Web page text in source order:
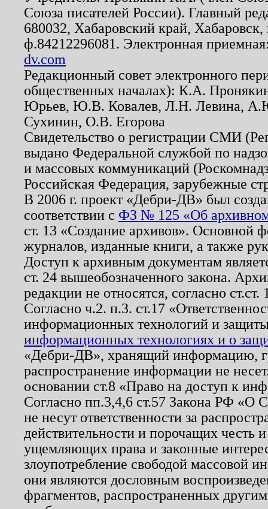
Союза писателей России). Главный
680032, Хабаровский край,
ф.84212296081. Электронная
dv.com
Редакционный совет электронного
общественных началах): К.А.
Юрьев, Ю.В. Ковалев, Л.Н. Левина,
Сухинин, О.В. Егорова
Свидетельство о регистрации СМИ
выдано Федеральной службой по
и массовых коммуникаций
Российская Федерация, зарубежные
В 2006 г. проект «Дебри-ДВ» был
соответствии с ФЗ № 125 «Об
ст. 13 «Создание архивов». Основной
журналов, изданные книги, а также
Доступ к архивным документам
ст. 24 вышеобозначенного закона.
редакции не относятся, согласно
Согласно ч.2. п.3. ст.17
информационных технологий и
информационных технологиях и о
«Дебри-ДВ», хранящий информацию,
распространение информации не
основании ст.8 «Право на доступ к
Согласно пп.3,4,6 ст.57 Закона РФ «О
не несут ответственности за
действительности и порочащих честь
ущемляющих права и законные
злоупотребление свободой массовой
они являются дословным
фрагментов, распространенных